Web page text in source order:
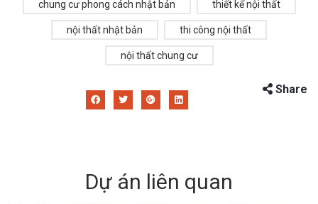
chung cư phong cách nhật bản thiết kế nội thất
nội thất nhật bản thi công nội thất
nội thất chung cư
Share
Dự án liên quan